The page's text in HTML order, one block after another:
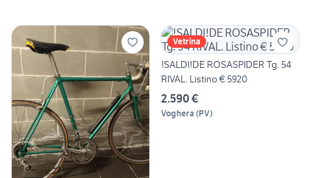
Vetrina
!SALDI!DE ROSASPIDER Tg. 54
RIVAL. Listino € 5920
2.590 €
Voghera (PV)